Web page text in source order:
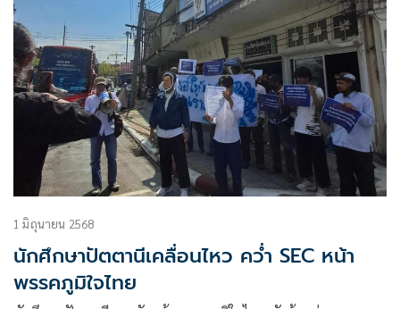
1 มิถุนายน 2568
นักศึกษาปัตตานีเคลื่อนไหว คว่ำ SEC หน้า
พรรคภูมิใจไทย